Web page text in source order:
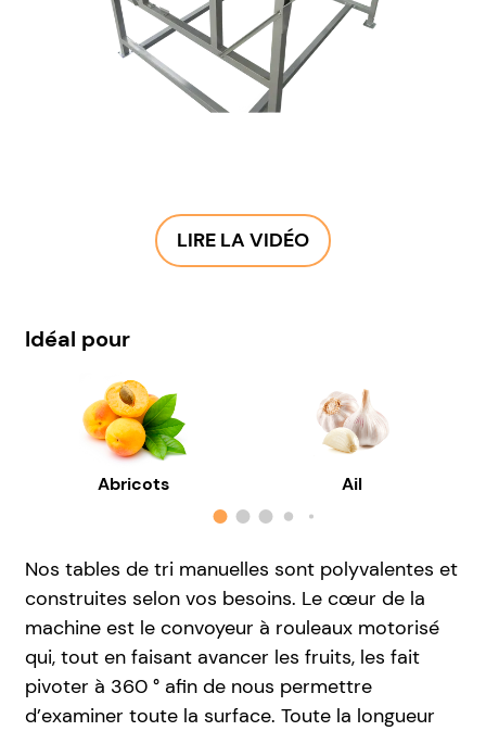
LIRE LA VIDÉO
Idéal pour
Abricots Ail
Nos tables de tri manuelles sont polyvalentes et
construites selon vos besoins. Le cœur de la
machine est le convoyeur à rouleaux motorisé
qui, tout en faisant avancer les fruits, les fait
pivoter à 360 ° afin de nous permettre
d’examiner toute la surface. Toute la longueur